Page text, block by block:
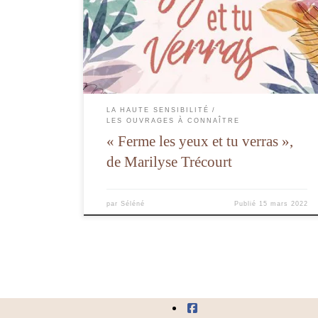
Un roman initiatique empreint de dev perso et d'une belle
histoire où le personnage principal est une grande sensible !
LA HAUTE SENSIBILITÉ
LES OUVRAGES À CONNAÎTRE
« Ferme les yeux et tu verras »,
de Marilyse Trécourt
parSéléné Publié 15 mars 2022
fab fa-facebook-